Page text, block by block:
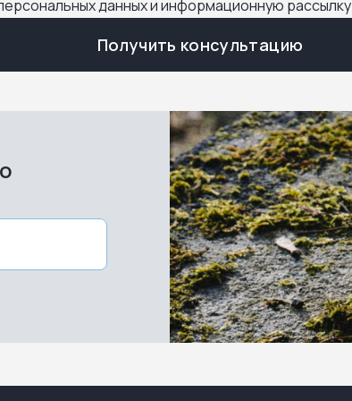
данных и информационную рассылку
Получить консультацию